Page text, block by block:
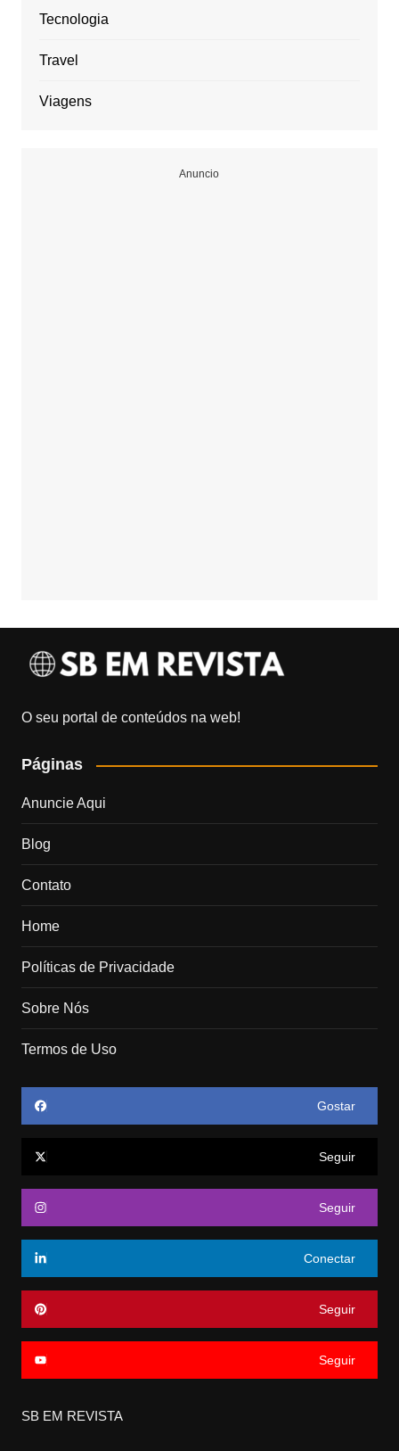
Tecnologia
Travel
Viagens
Anuncio
O seu portal de conteúdos na web!
Páginas
Anuncie Aqui
Blog
Contato
Home
Políticas de Privacidade
Sobre Nós
Termos de Uso
Gostar
Seguir
Seguir
Conectar
Seguir
Seguir
SB EM REVISTA